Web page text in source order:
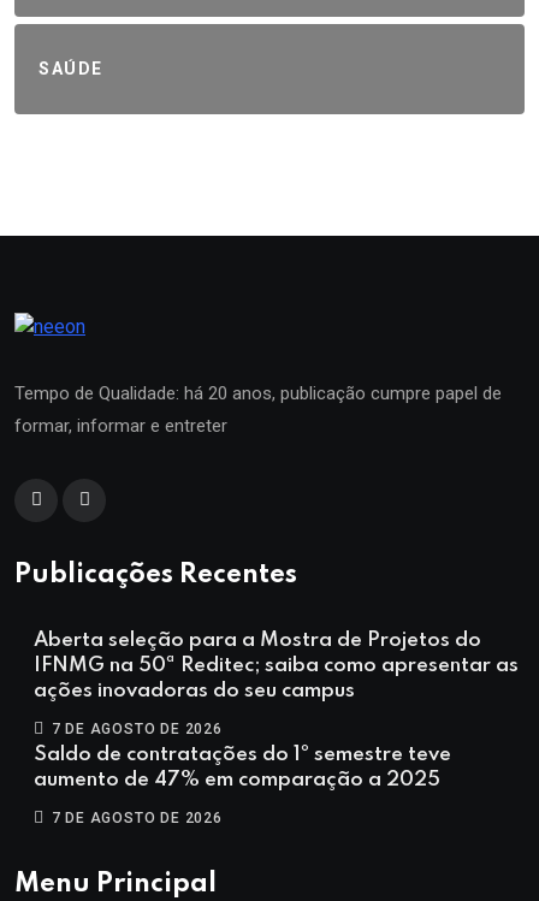
SAÚDE
Tempo de Qualidade: há 20 anos, publicação cumpre papel de
formar, informar e entreter
Publicações Recentes
Aberta seleção para a Mostra de Projetos do
IFNMG na 50ª Reditec; saiba como apresentar as
ações inovadoras do seu campus
7 DE AGOSTO DE 2026
Saldo de contratações do 1º semestre teve
aumento de 47% em comparação a 2025
7 DE AGOSTO DE 2026
Menu Principal